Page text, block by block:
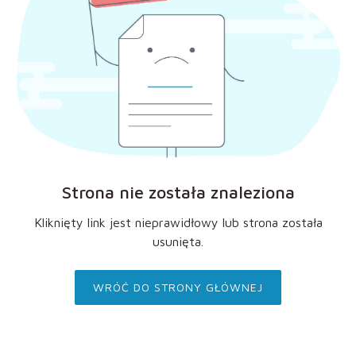
Strona nie została znaleziona
Kliknięty link jest nieprawidłowy lub strona została
usunięta.
WRÓĆ DO STRONY GŁÓWNEJ